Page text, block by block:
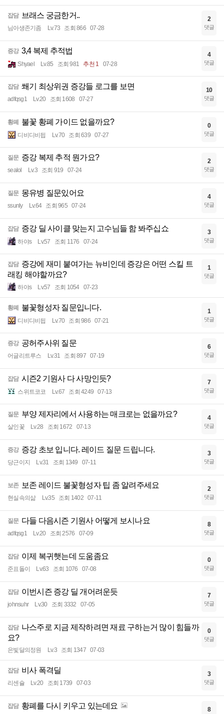
잡담 브래스 궁금한거..
님아생존기좀 Lv.73 조회 866 07-28
2
댓글
증강 3,4 복제 추적법
Shyael Lv.85 조회 981 추천 1 07-28
4
댓글
잡담 쐐기 최상위권 증강들 로그를 보면
adfqsg1 Lv.20 조회 1608 07-27
10
댓글
황폐 불꽃 황폐 가이드 없을까요?
디비디비딉 Lv.70 조회 639 07-27
0
댓글
질문 증강 복제 추적 뭔가요?
sealol Lv.3 조회 919 07-24
2
댓글
질문 몽유병 질문있어요
ssunly Lv.64 조회 965 07-24
4
댓글
잡담 증강 딜 사이클 맞는지 고수님들 함 봐주십쇼
하야s Lv.57 조회 1176 07-24
3
댓글
잡담 증강에 재미 붙여가는 뉴비인데 증강은 어떤 스킬 트
래킹 해야할까요?
하야s Lv.57 조회 1054 07-23
1
댓글
황폐 불꽃형성자 질문입니다.
디비디비딉 Lv.70 조회 986 07-21
1
댓글
증강 공허주사위 질문
어글리트루스 Lv.31 조회 897 07-19
6
댓글
잡담 시즌2 기원사 다 사망인듯?
스위트코코 Lv.67 조회 4249 07-13
7
댓글
질문 부양 제자리에서 사용하는 매크로는 없을까요?
살인꽃 Lv.28 조회 1672 07-13
4
댓글
증강 증강 초보 입니다. 레이드 질문 드립니다.
당근이지 Lv.31 조회 1349 07-11
3
댓글
보존 보존 레이드 불꽃형성자 팁 좀 알려주세요
현실속의삶 Lv.35 조회 1402 07-11
2
댓글
질문 다들 다음시즌 기원사 어떻게 보시나요
adfqsg1 Lv.20 조회 2576 07-09
8
댓글
잡담 이제 복귀햇는데 도움좀요
준표돌이 Lv.63 조회 1076 07-08
0
댓글
잡담 이번시즌 증강 딜 개어려운듯
johnsuhr Lv.30 조회 3332 07-05
7
댓글
잡담 나스주로 지금 제작하려면 재료 구하는거 많이 힘들까
요?
은빛달의정원 Lv.3 조회 1347 07-03
0
댓글
잡담 비사 폭격딜
리센슐 Lv.20 조회 1739 07-03
3
댓글
잡담 황폐를 다시 키우고 있는데요 8